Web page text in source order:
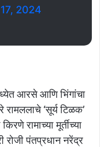
2024
आरसे आणि भिंगांचा
‘सूर्य टिळक’
रामाच्या मूर्तीच्या
रोजी पंतप्रधान नरेंद्र